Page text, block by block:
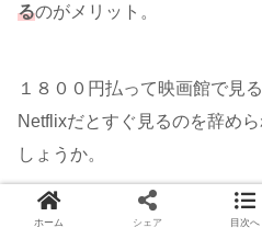
るのがメリット。
１８００円払って映画館で見
Netflixだとすぐ見るのを辞め
しょうか。
いまだとこういった本が読み
ホーム シェア 目次へ